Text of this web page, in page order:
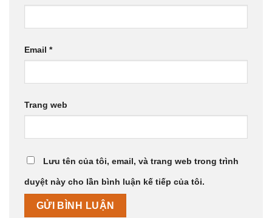
Email *
Trang web
Lưu tên của tôi, email, và trang web trong trình
duyệt này cho lần bình luận kế tiếp của tôi.